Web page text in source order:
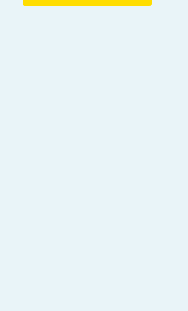
une sécurité de freinage améliorée.